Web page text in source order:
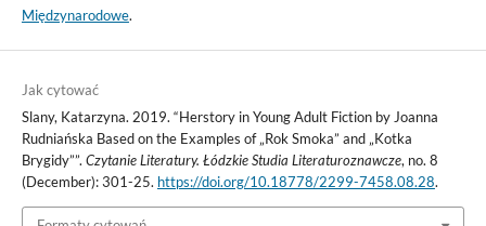
Międzynarodowe.
Jak cytować
Slany, Katarzyna. 2019. “Herstory in Young Adult Fiction by Joanna
Rudniańska Based on the Examples of „Rok Smoka” and „Kotka
Brygidy””. Czytanie Literatury. Łódzkie Studia Literaturoznawcze, no. 8
(December): 301-25. https://doi.org/10.18778/2299-7458.08.28.